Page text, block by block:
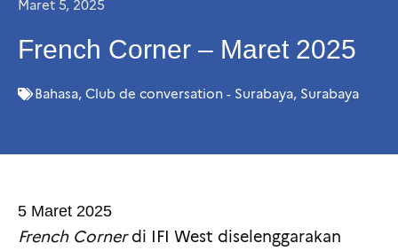
Maret 5, 2025
French Corner – Maret 2025
Bahasa, Club de conversation - Surabaya, Surabaya
5 Maret 2025
French Cornerdi IFI West diselenggarakan